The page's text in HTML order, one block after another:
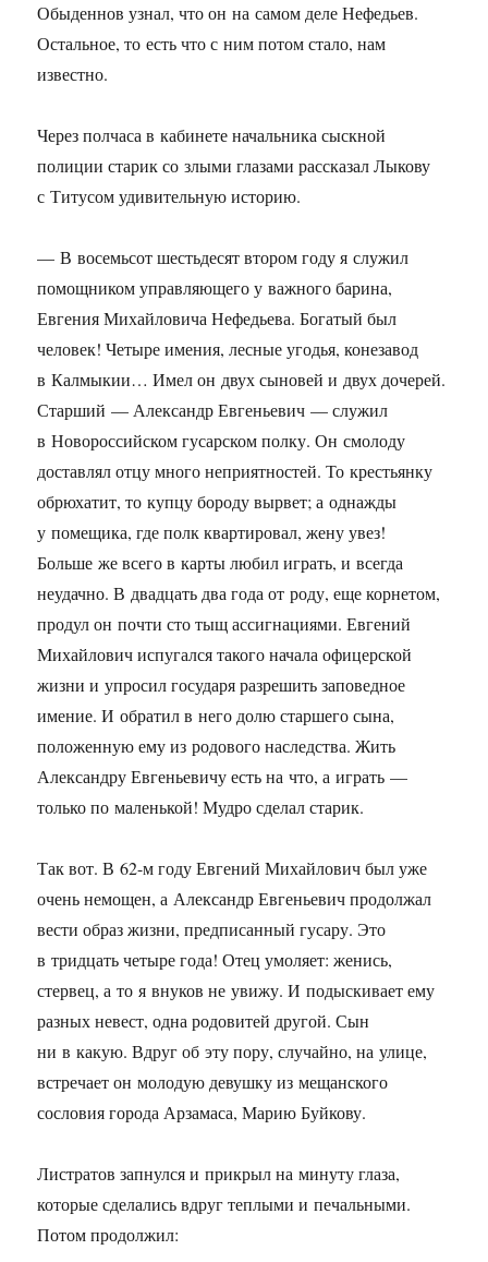
Обыденнов узнал, что он на самом деле Нефедьев.
Остальное, то есть что с ним потом стало, нам
известно.
Через полчаса в кабинете начальника сыскной
полиции старик со злыми глазами рассказал Лыкову
с Титусом удивительную историю.
— В восемьсот шестьдесят втором году я служил
помощником управляющего у важного барина,
Евгения Михайловича Нефедьева. Богатый был
человек! Четыре имения, лесные угодья, конезавод
в Калмыкии… Имел он двух сыновей и двух дочерей.
Старший — Александр Евгеньевич — служил
в Новороссийском гусарском полку. Он смолоду
доставлял отцу много неприятностей. То крестьянку
обрюхатит, то купцу бороду вырвет; а однажды
у помещика, где полк квартировал, жену увез!
Больше же всего в карты любил играть, и всегда
неудачно. В двадцать два года от роду, еще корнетом,
продул он почти сто тыщ ассигнациями. Евгений
Михайлович испугался такого начала офицерской
жизни и упросил государя разрешить заповедное
имение. И обратил в него долю старшего сына,
положенную ему из родового наследства. Жить
Александру Евгеньевичу есть на что, а играть —
только по маленькой! Мудро сделал старик.
Так вот. В62-мгоду Евгений Михайлович был уже
очень немощен, а Александр Евгеньевич продолжал
вести образ жизни, предписанный гусару. Это
в тридцать четыре года! Отец умоляет: женись,
стервец, а то я внуков не увижу. И подыскивает ему
разных невест, одна родовитей другой. Сын
ни в какую. Вдруг об эту пору, случайно, на улице,
встречает он молодую девушку из мещанского
сословия города Арзамаса, Марию Буйкову.
Листратов запнулся и прикрыл на минуту глаза,
которые сделались вдруг теплыми и печальными.
Потом продолжил: